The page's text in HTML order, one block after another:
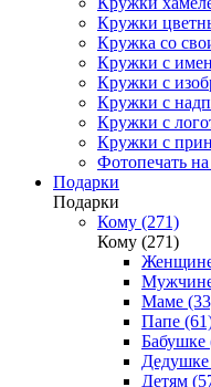
Кружки
Кружка со
Кружки с
Кружки с
Кружки с
Кружки с
Кружки с
Фотопечать
Подарки
Подарки
Кому (271)
Кому (271)
Маме
Папе
Бабушке
Детям